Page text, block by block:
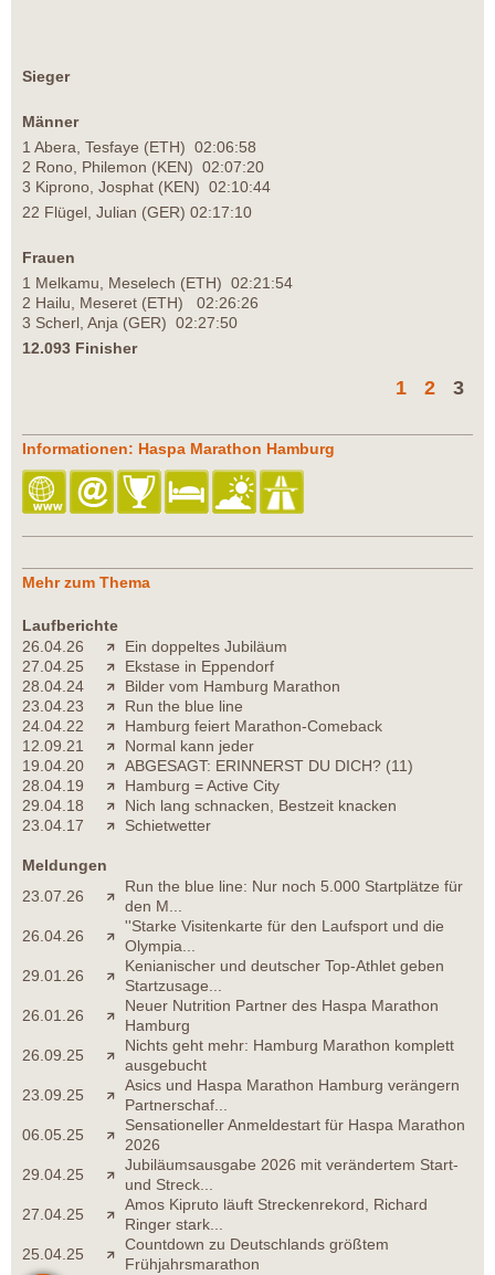
Sieger
Männer
1 Abera, Tesfaye (ETH) 02:06:58
2 Rono, Philemon (KEN) 02:07:20
3 Kiprono, Josphat (KEN) 02:10:44
22 Flügel, Julian (GER) 02:17:10
Frauen
1 Melkamu, Meselech (ETH) 02:21:54
2 Hailu, Meseret (ETH) 02:26:26
3 Scherl, Anja (GER) 02:27:50
12.093 Finisher
1 2 3
Informationen: Haspa Marathon Hamburg
Mehr zum Thema
Laufberichte
26.04.26
Ein doppeltes Jubiläum
27.04.25
Ekstase in Eppendorf
28.04.24
Bilder vom Hamburg Marathon
23.04.23
Run the blue line
24.04.22
Hamburg feiert Marathon-Comeback
12.09.21
Normal kann jeder
19.04.20
ABGESAGT: ERINNERST DU DICH? (11)
28.04.19
Hamburg = Active City
29.04.18
Nich lang schnacken, Bestzeit knacken
23.04.17
Schietwetter
Meldungen
23.07.26
Run the blue line: Nur noch 5.000 Startplätze für
den M...
26.04.26
''Starke Visitenkarte für den Laufsport und die
Olympia...
29.01.26
Kenianischer und deutscher Top-Athlet geben
Startzusage...
26.01.26
Neuer Nutrition Partner des Haspa Marathon
Hamburg
26.09.25
Nichts geht mehr: Hamburg Marathon komplett
ausgebucht
23.09.25
Asics und Haspa Marathon Hamburg verängern
Partnerschaf...
06.05.25
Sensationeller Anmeldestart für Haspa Marathon
2026
29.04.25
Jubiläumsausgabe 2026 mit verändertem Start-
und Streck...
27.04.25
Amos Kipruto läuft Streckenrekord, Richard
Ringer stark...
25.04.25
Countdown zu Deutschlands größtem
Frühjahrsmarathon